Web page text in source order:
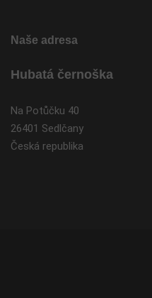
Naše adresa
Hubatá černoška
Na Potůčku 40
26401 Sedlčany
Česká republika